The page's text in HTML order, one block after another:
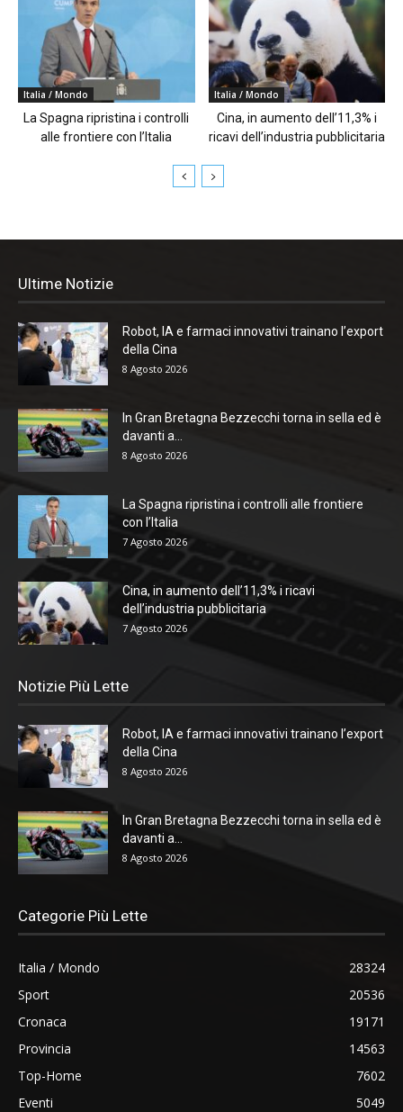
Italia / Mondo
La Spagna ripristina i controlli
alle frontiere con l’Italia
Italia / Mondo
Cina, in aumento dell’11,3% i
ricavi dell’industria pubblicitaria
Ultime Notizie
Robot, IA e farmaci innovativi trainano l’export
della Cina
8 Agosto 2026
In Gran Bretagna Bezzecchi torna in sella ed è
davanti a...
8 Agosto 2026
La Spagna ripristina i controlli alle frontiere
con l’Italia
7 Agosto 2026
Cina, in aumento dell’11,3% i ricavi
dell’industria pubblicitaria
7 Agosto 2026
Notizie Più Lette
Robot, IA e farmaci innovativi trainano l’export
della Cina
8 Agosto 2026
In Gran Bretagna Bezzecchi torna in sella ed è
davanti a...
8 Agosto 2026
Categorie Più Lette
Italia / Mondo
28324
Sport
20536
Cronaca
19171
Provincia
14563
Top-Home
7602
Eventi
5049